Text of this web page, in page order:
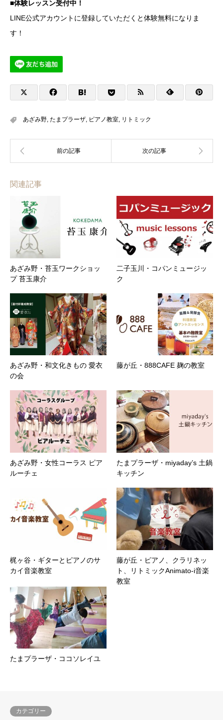
■体験レッスン受付中！
LINE公式アカウントに登録していただくと体験無料になりま
す！
あざみ野, たまプラーザ, ピアノ教室, リトミック
関連記事
あざみ野・苔玉ワークショッ
プ 苔玉康介
二子玉川・コパンミュージッ
ク
あざみ野・和文化きもの 愛衣
の会
藤が丘・888CAFE 麹の教室
あざみ野・女性コーラス ピア
ルーチェ
たまプラーザ・miyaday’s 土鍋
キッチン
梶ヶ谷・ギターとピアノのサ
カイ音楽教室
藤が丘・ピアノ、クラリネッ
ト、リトミックAnimato-i音楽
教室
たまプラーザ・ココソレイユ
カテゴリー